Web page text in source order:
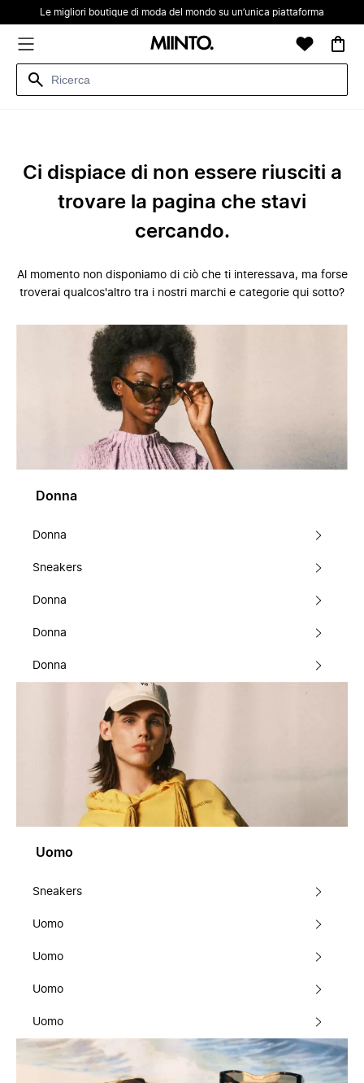
Le migliori boutique di moda del mondo su un’unica piattaforma
Ci dispiace di non essere riusciti a
trovare la pagina che stavi
cercando.
Al momento non disponiamo di ciò che ti interessava, ma forse
troverai qualcos'altro tra i nostri marchi e categorie qui sotto?
Donna
Donna
Sneakers
Donna
Donna
Donna
Uomo
Sneakers
Uomo
Uomo
Uomo
Uomo